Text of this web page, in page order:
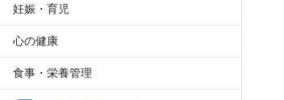
妊娠・育児
心の健康
食事・栄養管理